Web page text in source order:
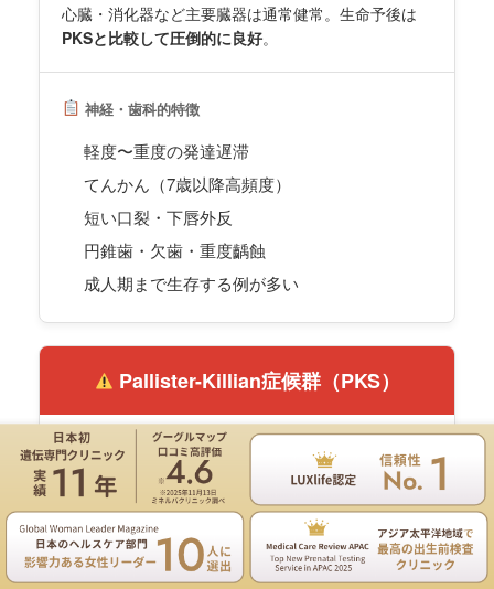
心臓・消化器など主要臓器は通常健常。生命予後は
PKSと比較して圧倒的に良好。
神経・歯科的特徴
軽度〜重度の発達遅滞
てんかん（7歳以降高頻度）
短い口裂・下唇外反
円錐歯・欠歯・重度齲蝕
成人期まで生存する例が多い
Pallister-Killian症候群（PKS）
遺伝学的特徴
12pが4コピー（同腕染色体）
テトラソミー12p（i(12p)）。
組織特異的モザイク
で、血液では検出されにくく、皮膚や羊水細胞で高確
遺伝専門医のNIPT遺伝カウンセリングは無料
お電話 ご予約